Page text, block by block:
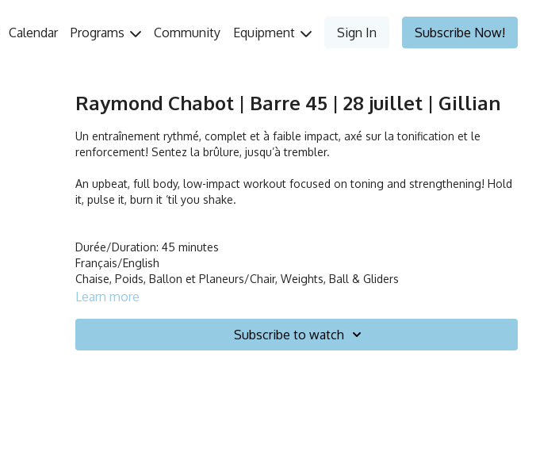
Calendar Programs Community Equipment Sign In Subscribe Now!
Raymond Chabot | Barre 45 | 28 juillet | Gillian
Un entraînement rythmé, complet et à faible impact, axé sur la tonification et le
renforcement! Sentez la brûlure, jusqu’à trembler.
An upbeat, full body, low-impact workout focused on toning and strengthening! Hold
it, pulse it, burn it ‘til you shake.
Durée/Duration: 45 minutes
Français/English
Chaise, Poids, Ballon et Planeurs/Chair, Weights, Ball & Gliders
Learn more
Subscribe to watch